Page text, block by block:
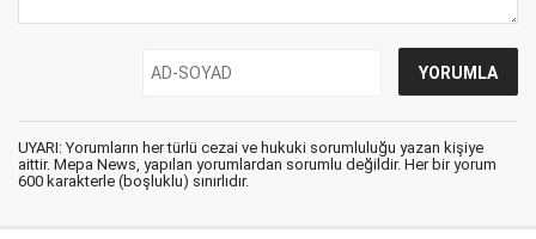
UYARI: Yorumların her türlü cezai ve hukuki sorumluluğu yazan kişiye
aittir. Mepa News, yapılan yorumlardan sorumlu değildir. Her bir yorum
600 karakterle (boşluklu) sınırlıdır.